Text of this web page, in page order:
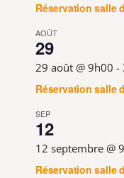
Réservation salle
AOÛT
29
29 août @ 9h00 -
Réservation salle
SEP
12
12 septembre @
Réservation salle